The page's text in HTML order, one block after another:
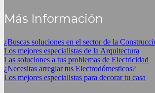
Más Información
¿Buscas soluciones en el sector de la
Los mejores especialistas de la Arquitectura
Las soluciones a tus problemas de Electricidad
¿Necesitas arreglar tus Electrodómesticos?
Los mejores especialistas para decorar tu casa